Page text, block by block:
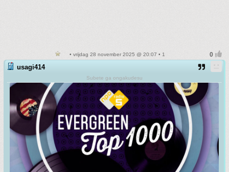
• vrijdag 28 november 2025 @ 20:07 • 1
usagi414
Subete ga ongakudesu